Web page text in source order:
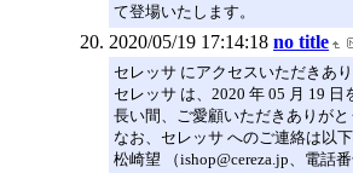
て登場いたします。
2020/05/19 17:14:18 no title
セレッサ にアクセスいただきあ
セレッサ は、2020 年 05 月 19
長い間、ご愛顧いただきありが
なお、セレッサ へのご連絡は以
松崎望 （ishop@cereza.jp、電話